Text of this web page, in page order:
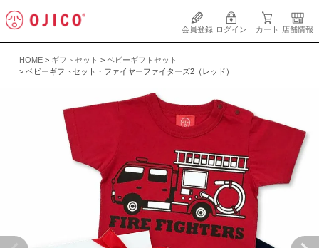
会員登録 ログイン カート 店舗情報
HOME ギフトセット
ベビーギフトセット
ベビーギフトセット・ファイヤーファイターズ2（レッド）